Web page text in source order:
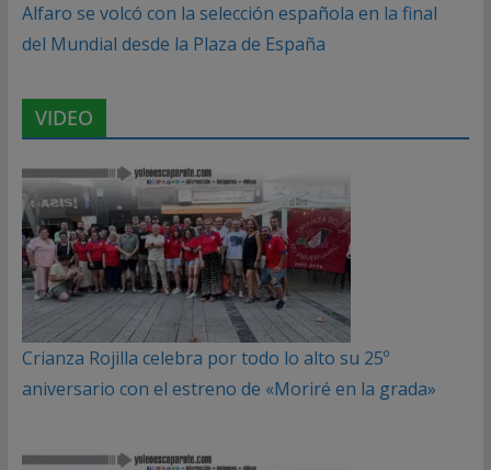
Alfaro se volcó con la selección española en la final
del Mundial desde la Plaza de España
VIDEO
Crianza Rojilla celebra por todo lo alto su 25º
aniversario con el estreno de «Moriré en la grada»